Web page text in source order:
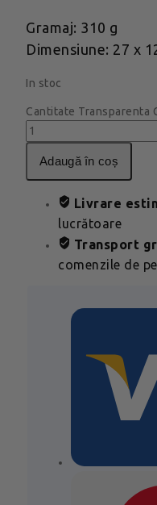
Gramaj: 310 g
Dimensiune: 27 x
In stoc
Cantitate Transparenta
adaugă în coș
Livrare
lucrătoare
Transport
comenzile de